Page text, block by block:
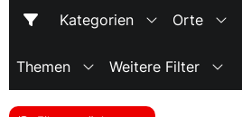
Kategorien Orte
Themen Weitere Filter